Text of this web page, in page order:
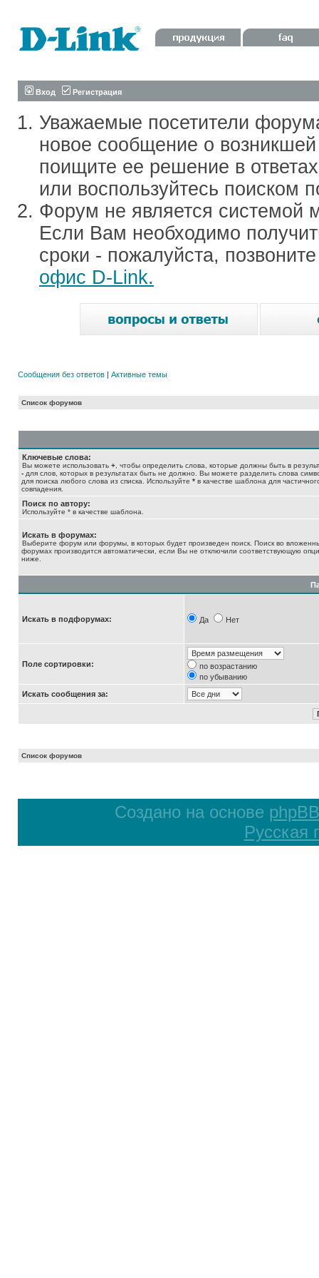
Вход Регистрация
Уважаемые посетители
новое сообщение о
поищите ее решение в
или воспользуйтесь поиском
Форум не является системой
Если Вам необходимо
сроки - пожалуйста,
офис D-Link.
Сообщения без ответов | Активные темы
Список форумов
Ключевые слова:
Вы можете использовать + , чтобы определить слова, которые должны быть в
- для слов, которых в результатах быть не должно. Вы можете разделить слова
для поиска любого слова из списка. Используйте * в качестве шаблона для
совпадения.
Поиск по автору:
Используйте * в качестве шаблона.
Искать в форумах:
Выберите форум или форумы, в которых будет произведен поиск. Поиск во
форумах производится автоматически, если Вы не отключили соответствующую
ниже.
Искать в подфорумах: Да Нет
Поле сортировки:
по возрастанию
по убыванию
Искать сообщения за:
Список форумов
Создано на основе phpBB
Русская